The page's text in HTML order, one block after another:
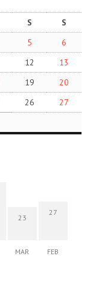
S
S
5
6
12
13
19
20
26
27
23
MAR
27
FEB